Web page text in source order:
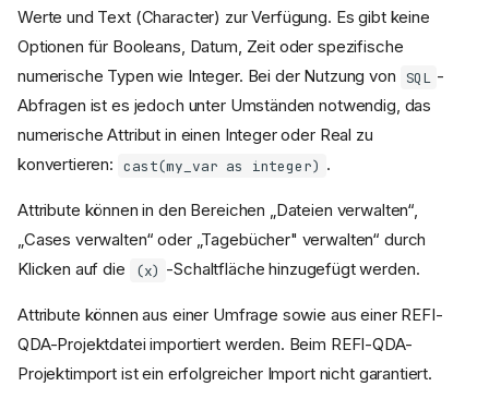
Werte und Text (Character) zur Verfügung. Es gibt keine
Optionen für Booleans, Datum, Zeit oder spezifische
numerische Typen wie Integer. Bei der Nutzung von SQL
-
Abfragen ist es jedoch unter Umständen notwendig, das
numerische Attribut in einen Integer oder Real zu
konvertieren: cast(my_var as integer) .
Attribute können in den Bereichen „Dateien verwalten“,
„Cases verwalten“ oder „Tagebücher" verwalten“ durch
Klicken auf die
(x) -Schaltfläche hinzugefügt werden.
Attribute können aus einer Umfrage sowie aus einer REFI-
QDA-Projektdatei importiert werden. Beim REFI-QDA-
Projektimport ist ein erfolgreicher Import nicht garantiert.